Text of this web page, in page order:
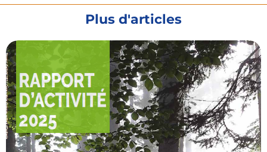
Plus d'articles